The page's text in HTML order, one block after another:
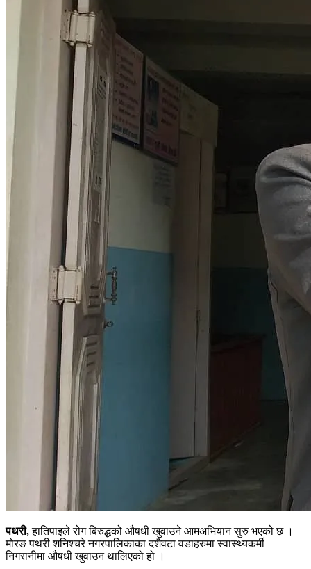
पथरी,हातिपाइले रोग बिरुद्धको औषधी खुवाउने आमअभियान सुरु भएको छ ।
मोरङ पथरी शनिश्चरे नगरपालिकाका दशैवटा वडाहरुमा स्वास्थ्यकर्मी
निगरानीमा औषधी खुवाउन थालिएको हो ।